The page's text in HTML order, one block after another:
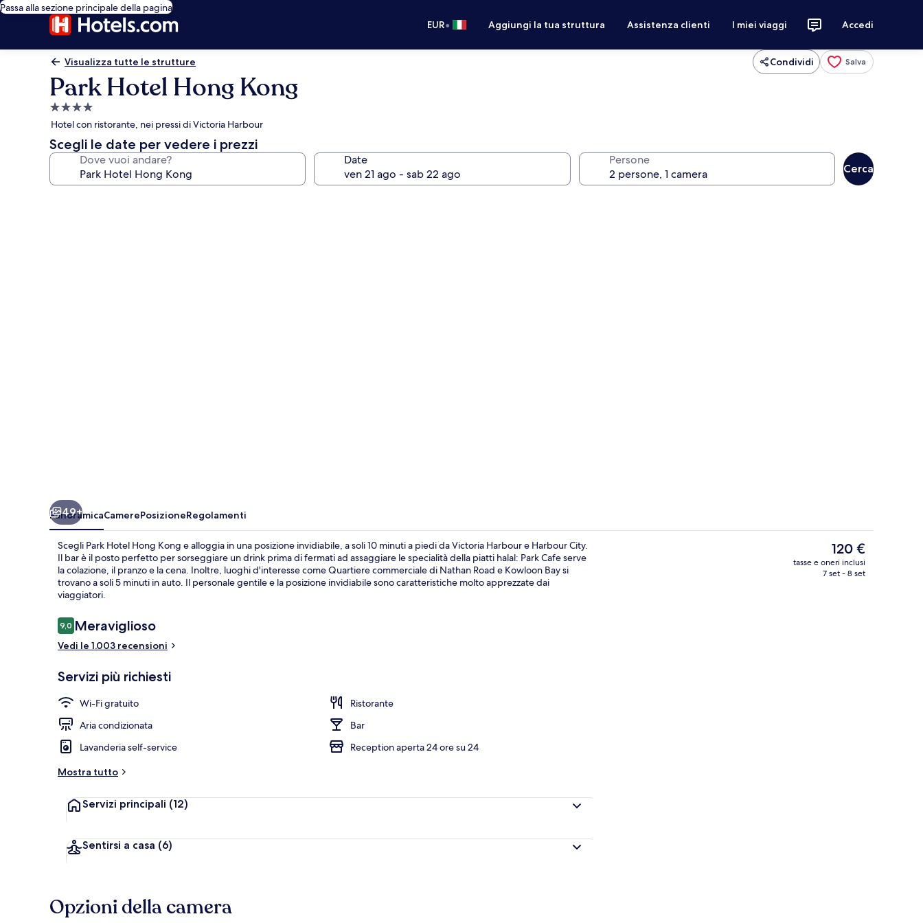
Passa alla sezione principale della pagina
EUR• Aggiungi la tua struttura Assistenza clienti I miei viaggi Accedi
Visualizza tutte le strutture Condividi Salva
Park Hotel Hong Kong
Struttura
a
4.0
stelle
Hotel con ristorante, nei pressi di Victoria Harbour
Scegli le date per vedere i prezzi
Dove vuoi andare? Date Persone
Cerca
49+
PanoramicaCamerePosizioneRegolamenti
Scegli Park Hotel Hong Kong e alloggia in una posizione invidiabile, a soli 10 minuti a piedi da Victoria Harbour e Harbour City.
Il bar è il posto perfetto per sorseggiare un drink prima di fermati ad assaggiare le specialità della piatti halal: Park Cafe serve
la colazione, il pranzo e la cena. Inoltre, luoghi d'interesse come Quartiere commerciale di Nathan Road e Kowloon Bay si
trovano a soli 5 minuti in auto. Il personale gentile e la posizione invidiabile sono caratteristiche molto apprezzate dai
viaggiatori.
Recensioni
9,09,0 su 10
Meraviglioso
Vedi le 1.003 recensioni
Servizi più richiesti
Wi-Fi gratuito
Ristorante
Aria condizionata
Bar
Lavanderia self-service
Reception aperta 24 ore su 24
Mostra tutto
Servizi principali (12)
Sentirsi a casa (6)
Il
prezzo
attuale
120 €
tasse e oneri inclusi
7 set - 8 set
Opzioni della camera